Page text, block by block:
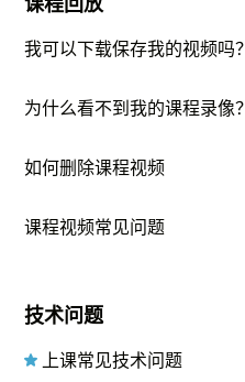
我可以下载保存我的视频吗？
为什么看不到我的课程录像？
如何删除课程视频
课程视频常见问题
技术问题
上课常见技术问题